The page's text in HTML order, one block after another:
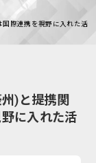
国際連携を視野に入れた活
州)と提携関
に入れた活